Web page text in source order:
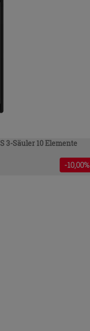
3-Säuler 10 Elemente
-10,00%